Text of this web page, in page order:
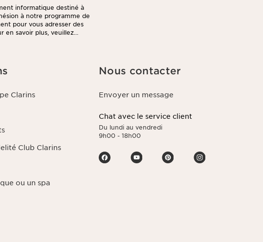
informatique destiné à
à notre programme de
pour vous adresser des
en savoir plus, veuillez
Clarins
Club Clarins
ou un spa
Nous contacter
Envoyer un message
Chat avec le service client
Du lundi au vendredi
9h00 - 18h00